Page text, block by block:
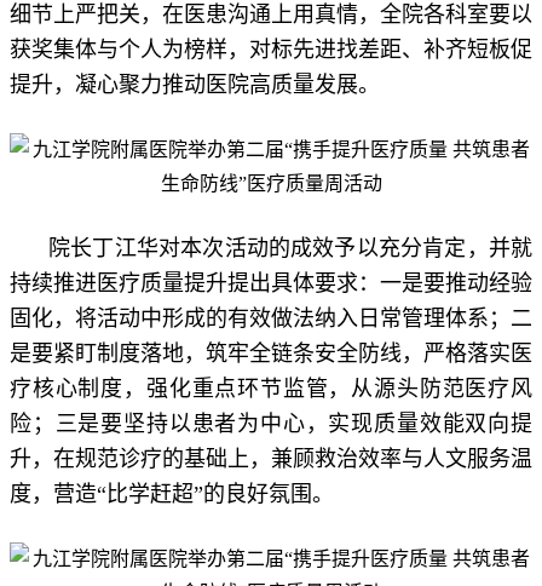
细节上严把关，在医患沟通上用真情，全院各科室要以
获奖集体与个人为榜样，对标先进找差距、补齐短板促
提升，凝心聚力推动医院高质量发展。
院长丁江华对本次活动的成效予以充分肯定，并就
持续推进医疗质量提升提出具体要求：一是要推动经验
固化，将活动中形成的有效做法纳入日常管理体系；二
是要紧盯制度落地，筑牢全链条安全防线，严格落实医
疗核心制度，强化重点环节监管，从源头防范医疗风
险；三是要坚持以患者为中心，实现质量效能双向提
升，在规范诊疗的基础上，兼顾救治效率与人文服务温
度，营造“比学赶超”的良好氛围。